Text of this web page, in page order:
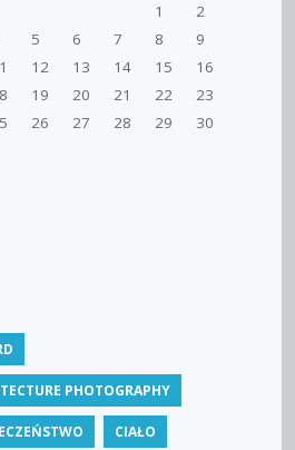
1
2
5 6 7 8
9
12 13 14 15
16
19 20 21 22
23
26 27 28 29
30
PHOTOGRAPHY
CIAŁO